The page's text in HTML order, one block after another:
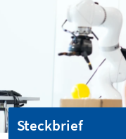
Steckbrief